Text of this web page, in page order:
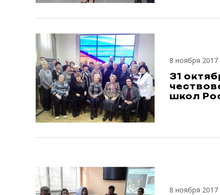
8 ноября 2017
31
школ
8 ноября 2017